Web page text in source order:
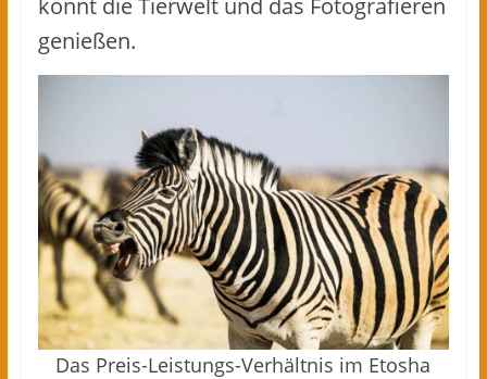
könnt die Tierwelt und das Fotografieren
genießen.
Das Preis-Leistungs-Verhältnis im Etosha